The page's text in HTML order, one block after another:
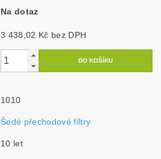
Na dotaz
3 438,02 Kč bez DPH
1010
Šedé přechodové filtry
10 let